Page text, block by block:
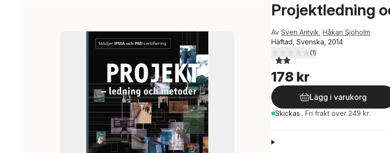
Projektledning
Av Sven Antvik Håkan Sjöholm
Häftad, Svenska, 2014
2,0utav 5 stjärnor. Totalt antal röster:
(1)
178 kr
Lägg i varukorg
Skickas . Fri frakt över 249 kr.